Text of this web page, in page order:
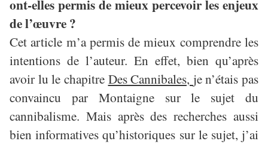
ont-elles permis de mieux percevoir les enjeux
de l’œuvre ?
Cet article m’a permis de mieux comprendre les
intentions de l’auteur. En effet, bien qu’après
avoir lu le chapitre Des Cannibales, je n’étais pas
convaincu par Montaigne sur le sujet du
cannibalisme. Mais après des recherches aussi
bien informatives qu’historiques sur le sujet, j’ai